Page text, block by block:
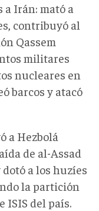
a Irán: mató a
contribuyó al
Qassem
militares
nucleares en
barcos y atacó
a Hezbolá
de al-Assad
dotó a los huzíes
la partición
ISIS del país.